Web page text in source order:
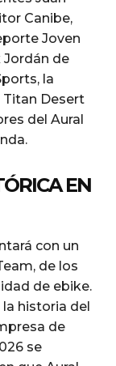
Canibe,
Joven
Jordán de
la
Titan Desert
del Aural
EN
con un
de los
de ebike.
historia del
de
se